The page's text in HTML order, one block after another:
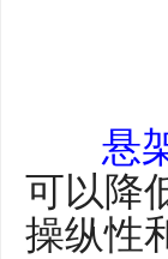
悬
可以降
操纵性